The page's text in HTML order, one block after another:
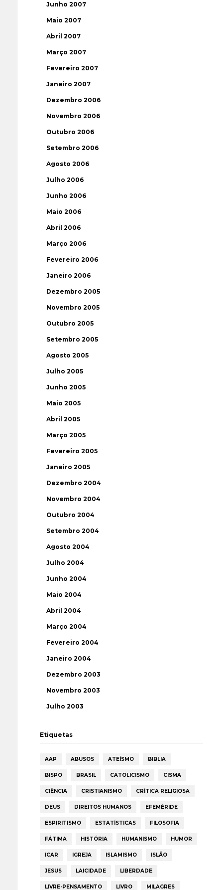
Junho 2007
Maio 2007
Abril 2007
Março 2007
Fevereiro 2007
Janeiro 2007
Dezembro 2006
Novembro 2006
Outubro 2006
Setembro 2006
Agosto 2006
Julho 2006
Junho 2006
Maio 2006
Abril 2006
Março 2006
Fevereiro 2006
Janeiro 2006
Dezembro 2005
Novembro 2005
Outubro 2005
Setembro 2005
Agosto 2005
Julho 2005
Junho 2005
Maio 2005
Abril 2005
Março 2005
Fevereiro 2005
Janeiro 2005
Dezembro 2004
Novembro 2004
Outubro 2004
Setembro 2004
Agosto 2004
Julho 2004
Junho 2004
Maio 2004
Abril 2004
Março 2004
Fevereiro 2004
Janeiro 2004
Dezembro 2003
Novembro 2003
Julho 2003
Etiquetas
AAP ABUSOS ATEÍSMO BIBLIA
BISPO BRASIL CATOLICISMO CISMA
CIÊNCIA CRISTIANISMO CRÍTICA RELIGIOSA
DEUS DIREITOS HUMANOS EFEMÉRIDE
ESPIRITISMO ESTATÍSTICAS FILOSOFIA
FÁTIMA HISTÓRIA HUMANISMO HUMOR
ICAR IGREJA ISLAMISMO ISLÃO
JESUS LAICIDADE LIBERDADE
LIVRE-PENSAMENTO LIVRO MILAGRES